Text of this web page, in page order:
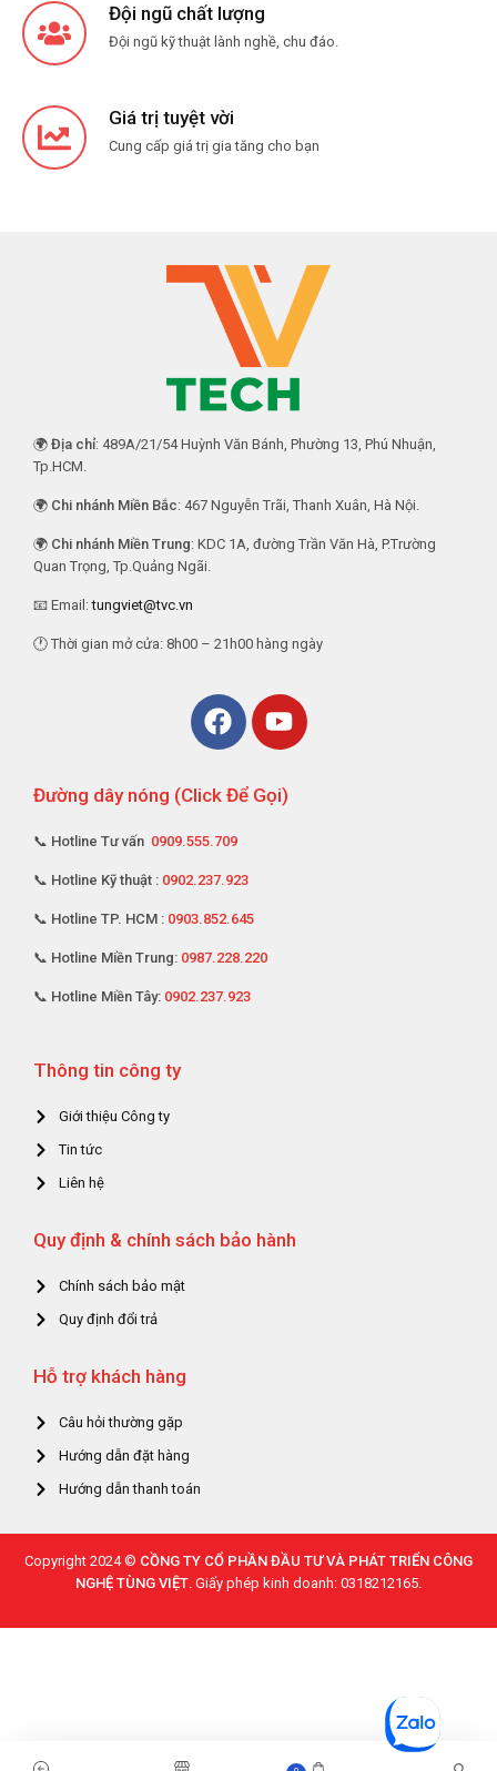
Đội ngũ chất lượng
Đội ngũ kỹ thuật lành nghề, chu đáo.
Giá trị tuyệt vời
Cung cấp giá trị gia tăng cho bạn
🌍 Địa chỉ: 489A/21/54 Huỳnh Văn Bánh, Phường 13, Phú Nhuận,
Tp.HCM.
🌍 Chi nhánh Miền Bắc: 467 Nguyễn Trãi, Thanh Xuân, Hà Nội.
🌍 Chi nhánh Miền Trung: KDC 1A, đường Trần Văn Hà, P.Trường
Quan Trọng, Tp.Quảng Ngãi.
📧 Email:tungviet@tvc.vn
🕐 Thời gian mở cửa: 8h00 – 21h00 hàng ngày
Đường dây nóng (Click Để Gọi)
📞 Hotline Tư vấn 0909.555.709
📞 Hotline Kỹ thuật : 0902.237.923
📞 Hotline TP. HCM : 0903.852.645
📞 Hotline Miền Trung: 0987.228.220
📞 Hotline Miền Tây: 0902.237.923
Thông tin công ty
Giới thiệu Công ty
Tin tức
Liên hệ
Quy định & chính sách bảo hành
Chính sách bảo mật
Quy định đổi trả
Hỗ trợ khách hàng
Câu hỏi thường gặp
Hướng dẫn đặt hàng
Hướng dẫn thanh toán
Copyright 2024 © CỒNG TY CỔ PHẦN ĐẦU TƯ VÀ PHÁT TRIỂN CÔNG
NGHỆ TÙNG VIỆT . Giấy phép kinh doanh: 0318212165.